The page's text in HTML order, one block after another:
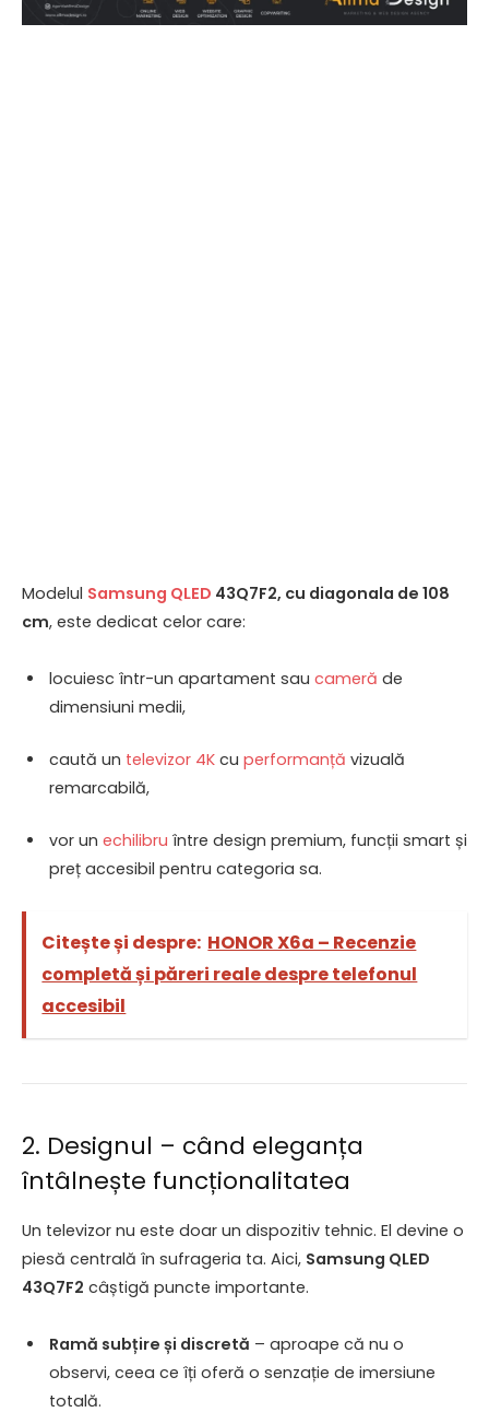
Modelul Samsung QLED 43Q7F2, cu diagonala de 108
cm, este dedicat celor care:
locuiesc într-un apartament sau cameră de
dimensiuni medii,
caută un televizor 4K cu performanță vizuală
remarcabilă,
vor un echilibru între design premium, funcții smart și
preț accesibil pentru categoria sa.
Citește și despre: HONOR X6a – Recenzie
completă și păreri reale despre telefonul
accesibil
2. Designul – când eleganța
întâlnește funcționalitatea
Un televizor nu este doar un dispozitiv tehnic. El devine o
piesă centrală în sufrageria ta. Aici, Samsung QLED
43Q7F2 câștigă puncte importante.
Ramă subțire și discretă – aproape că nu o
observi, ceea ce îți oferă o senzație de imersiune
totală.